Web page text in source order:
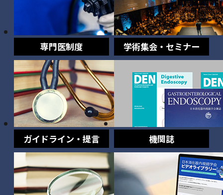
専門医制度 学術集会・セミナー
ガイドライン・提言 機関誌